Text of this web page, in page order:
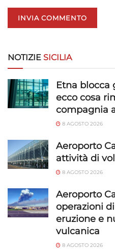
Funzionalità
Identificare i dispositivi in base
trasmesse automaticamente.
Utilizzare dati di
Riconoscere i dispositivi in
Garantire la sicurezza,
rilevare frodi, correggere
e presentare pubblicità e
privacy.
NOTIZIE SICILIA
Etna blocca
ecco cosa
compagnia
8 AGOSTO 2026
Aeroporto
attività di
8 AGOSTO 2026
Aeroporto
operazioni
eruzione e
vulcanica
8 AGOSTO 2026